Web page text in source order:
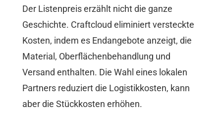
Der Listenpreis erzählt nicht die ganze
Geschichte. Craftcloud eliminiert versteckte
Kosten, indem es Endangebote anzeigt, die
Material, Oberflächenbehandlung und
Versand enthalten. Die Wahl eines lokalen
Partners reduziert die Logistikkosten, kann
aber die Stückkosten erhöhen.